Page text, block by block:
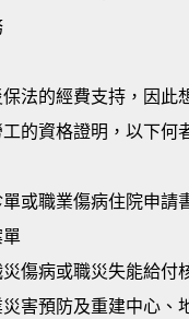
法的經費支持，因此
的資格證明，以下何
或職業傷病住院申請
傷病或職災失能給付
害預防及重建中心、